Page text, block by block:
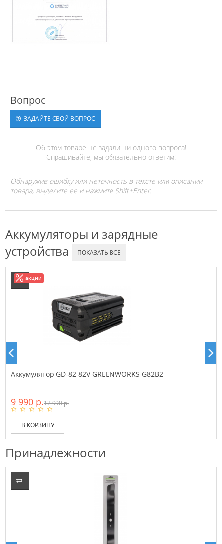
Вопрос
ЗАДАЙТЕ СВОЙ ВОПРОС
Об этом товаре не задали ни одного вопроса!
Спрашивайте, мы обязательно ответим!
Обнаружив ошибку или неточность в тексте или описании
товара, выделите ее и нажмите Shift+Enter.
Аккумуляторы и зарядные
устройства
ПОКАЗАТЬ ВСЕ
акции
Аккумулятор GD-82 82V GREENWORKS G82B2
9 990 р.12 990 р.
В КОРЗИНУ
Принадлежности